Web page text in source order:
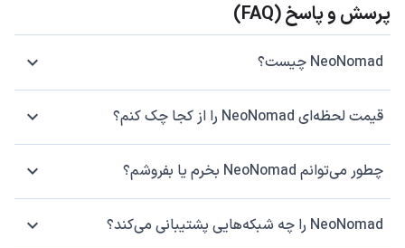
پرسش و پاسخ (FAQ)
NeoNomad چیست؟
قیمت لحظه‌ای NeoNomad را از کجا چک کنم؟
چطور می‌توانم NeoNomad بخرم یا بفروشم؟
NeoNomad را چه شبکه‌هایی پشتیبانی می‌کند؟